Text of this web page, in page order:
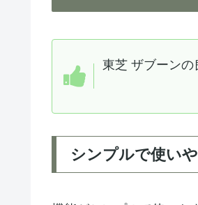
東芝 ザブーンの
シンプルで使い